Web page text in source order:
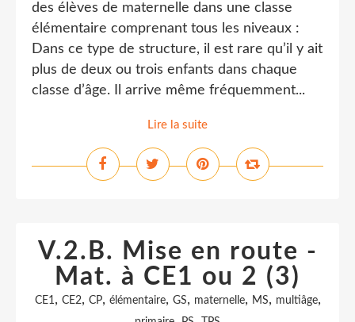
des élèves de maternelle dans une classe
élémentaire comprenant tous les niveaux :
Dans ce type de structure, il est rare qu’il y ait
plus de deux ou trois enfants dans chaque
classe d’âge. Il arrive même fréquemment...
Lire la suite
V.2.B. Mise en route -
Mat. à CE1 ou 2 (3)
CE1, CE2, CP, élémentaire, GS, maternelle, MS, multiâge,